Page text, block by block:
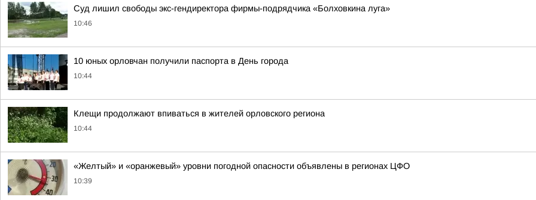
Суд лишил свободы экс-гендиректора фирмы-подрядчика «Болховкина луга»
10:46
10 юных орловчан получили паспорта в День города
10:44
Клещи продолжают впиваться в жителей орловского региона
10:44
«Желтый» и «оранжевый» уровни погодной опасности объявлены в регионах ЦФО
10:39